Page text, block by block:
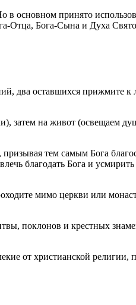
основном принято
Отца, Бога-Сына и Духа
два оставшихся прижмите
затем на живот (освещаем
тем самым Бога
благодать Бога и
мимо церкви или
поклонов и крестных
от христианской